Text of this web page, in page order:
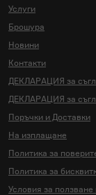
Услуги
Брошура
Новини
Контакти
ДЕКЛАРАЦИЯ за
ДЕКЛАРАЦИЯ за
Поръчки и Доставки
На изплащане
Политика за
Политика за
Условия за ползване